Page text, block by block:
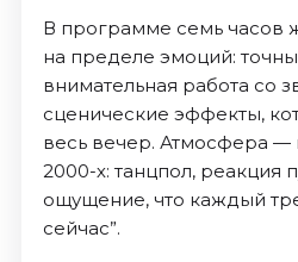
В программе семь часов
на пределе эмоций:
внимательная работа со
сценические эффекты,
весь вечер. Атмосфера
2000-х: танцпол, реакция
ощущение, что каждый
сейчас”.